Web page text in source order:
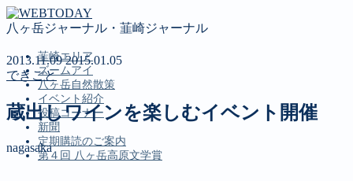
八ヶ岳ジャーナル・韮崎ジャーナル
韮崎エリア
ズームアイ
八ヶ岳自然散策
イベント紹介
投稿コーナー
新聞
定期購読のご案内
第４回 八ヶ岳高原文学賞
2013.11.092015.01.05
できごと
蔵出しワインを楽しむイベント開催
nagasaka